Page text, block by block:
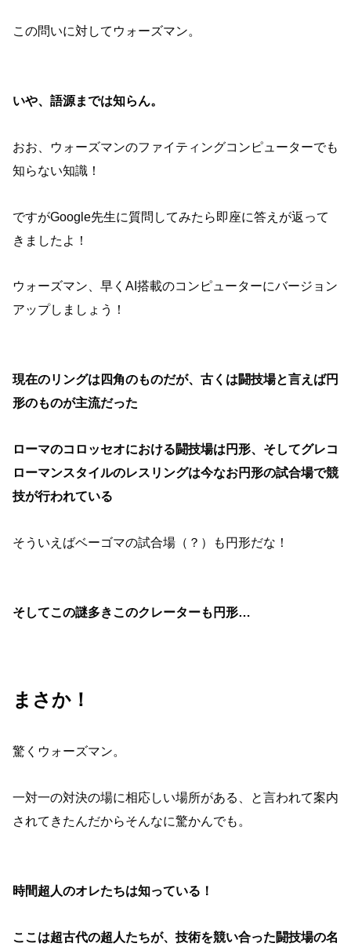
この問いに対してウォーズマン。
いや、語源までは知らん。
おお、ウォーズマンのファイティングコンピューターでも
知らない知識！
ですがGoogle先生に質問してみたら即座に答えが返って
きましたよ！
ウォーズマン、早くAI搭載のコンピューターにバージョン
アップしましょう！
現在のリングは四角のものだが、古くは闘技場と言えば円
形のものが主流だった
ローマのコロッセオにおける闘技場は円形、そしてグレコ
ローマンスタイルのレスリングは今なお円形の試合場で競
技が行われている
そういえばベーゴマの試合場（？）も円形だな！
そしてこの謎多きこのクレーターも円形…
まさか！
驚くウォーズマン。
一対一の対決の場に相応しい場所がある、と言われて案内
されてきたんだからそんなに驚かんでも。
時間超人のオレたちは知っている！
ここは超古代の超人たちが、技術を競い合った闘技場の名